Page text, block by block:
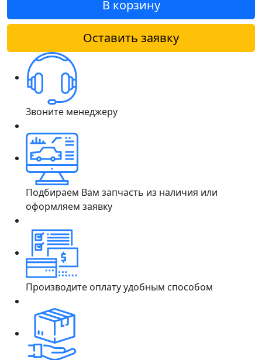
В корзину
Оставить заявку
Звоните менеджеру
Подбираем Вам запчасть из наличия или
оформляем заявку
Производите оплату удобным способом